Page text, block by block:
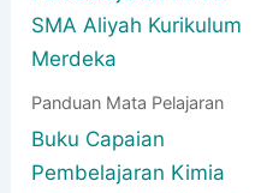
Panduan Mata Pelajaran
Buku Capaian
Pembelajaran Kimia